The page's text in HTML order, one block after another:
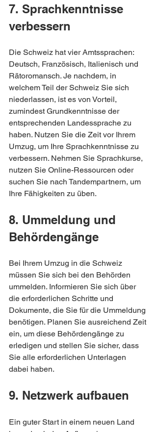
7. Sprachkenntnisse
verbessern
Die Schweiz hat vier Amtssprachen:
Deutsch, Französisch, Italienisch und
Rätoromansch. Je nachdem, in
welchem Teil der Schweiz Sie sich
niederlassen, ist es von Vorteil,
zumindest Grundkenntnisse der
entsprechenden Landessprache zu
haben. Nutzen Sie die Zeit vor Ihrem
Umzug, um Ihre Sprachkenntnisse zu
verbessern. Nehmen Sie Sprachkurse,
nutzen Sie Online-Ressourcen oder
suchen Sie nach Tandempartnern, um
Ihre Fähigkeiten zu üben.
8. Ummeldung und
Behördengänge
Bei Ihrem Umzug in die Schweiz
müssen Sie sich bei den Behörden
ummelden. Informieren Sie sich über
die erforderlichen Schritte und
Dokumente, die Sie für die Ummeldung
benötigen. Planen Sie ausreichend Zeit
ein, um diese Behördengänge zu
erledigen und stellen Sie sicher, dass
Sie alle erforderlichen Unterlagen
dabei haben.
9. Netzwerk aufbauen
Ein guter Start in einem neuen Land